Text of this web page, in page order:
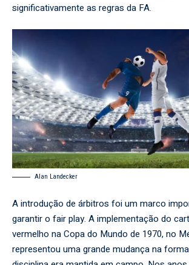
significativamente as regras da FA.
Alan Landecker
A introdução de árbitros foi um marco
garantir o fair play. A implementação do
vermelho na Copa do Mundo de 1970, no
representou uma grande mudança na